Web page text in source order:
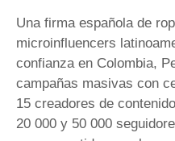
Una firma española de
microinfluencers
confianza en Colombia,
campañas masivas con
15 creadores de
20 000 y 50 000